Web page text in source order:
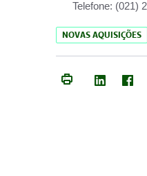
Telefone: (021)
NOVAS AQUISIÇÕES